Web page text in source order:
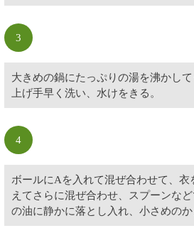
3
大きめの鍋にたっぷりの湯を沸かし
上げ手早く洗い、水けをきる。
4
ボールにAを入れて混ぜ合わせて、衣
えてさらに混ぜ合わせ、スプーンな
の油に静かに落とし入れ、小さめのか